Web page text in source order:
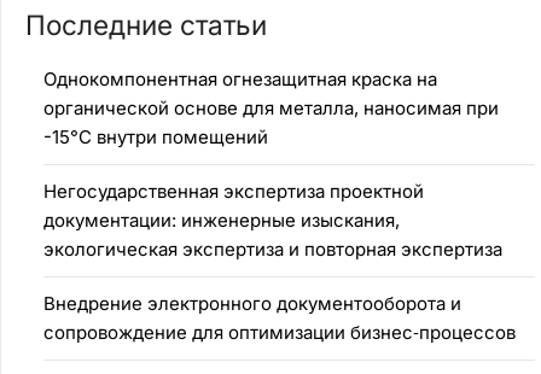
Последние статьи
Однокомпонентная огнезащитная краска на
органической основе для металла, наносимая при
-15°C внутри помещений
Негосударственная экспертиза проектной
документации: инженерные изыскания,
экологическая экспертиза и повторная экспертиза
Внедрение электронного документооборота и
сопровождение для оптимизации бизнес‑процессов